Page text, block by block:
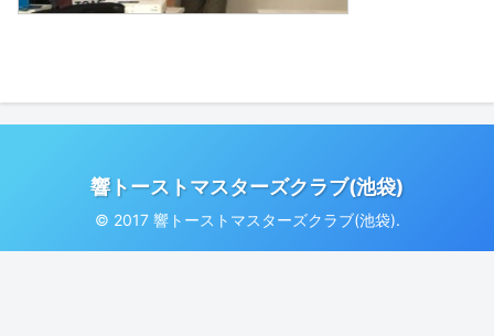
響トーストマスターズクラブ(池袋)
© 2017 響トーストマスターズクラブ(池袋).